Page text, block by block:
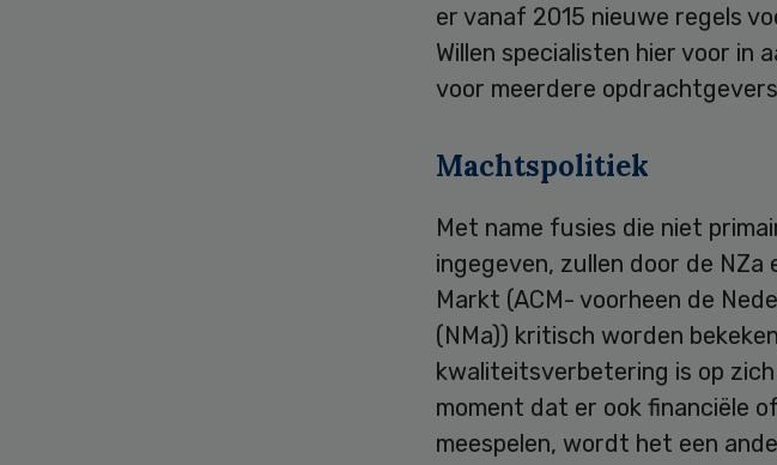
er vanaf 2015 nieuwe regels
Willen specialisten hier voor in
voor meerdere
Machtspolitiek
Met name fusies die niet
ingegeven, zullen door de
Markt (ACM- voorheen de
(NMa)) kritisch worden
kwaliteitsverbetering is op
moment dat er ook financiële
meespelen, wordt het een